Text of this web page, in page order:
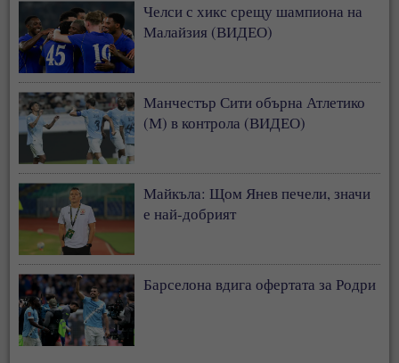
Челси с хикс срещу шампиона на
Малайзия (ВИДЕО)
Манчестър Сити обърна Атлетико
(М) в контрола (ВИДЕО)
Майкъла: Щом Янев печели, значи
е най-добрият
Барселона вдига офертата за Родри